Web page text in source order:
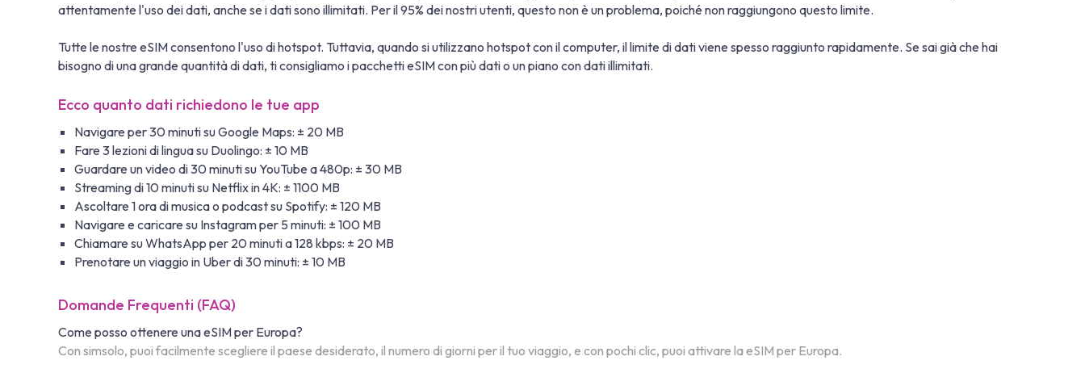
attentamente l'uso dei dati, anche se i dati sono illimitati. Per il 95% dei nostri utenti, questo non è un problema, poiché non raggiungono questo limite.
Tutte le nostre eSIM consentono l'uso di hotspot. Tuttavia, quando si utilizzano hotspot con il computer, il limite di dati viene spesso raggiunto rapidamente. Se sai già che hai
bisogno di una grande quantità di dati, ti consigliamo i pacchetti eSIM con più dati o un piano con dati illimitati.
Ecco quanto dati richiedono le tue app
Navigare per 30 minuti su Google Maps: ± 20 MB
Fare 3 lezioni di lingua su Duolingo: ± 10 MB
Guardare un video di 30 minuti su YouTube a 480p: ± 30 MB
Streaming di 10 minuti su Netflix in 4K: ± 1100 MB
Ascoltare 1 ora di musica o podcast su Spotify: ± 120 MB
Navigare e caricare su Instagram per 5 minuti: ± 100 MB
Chiamare su WhatsApp per 20 minuti a 128 kbps: ± 20 MB
Prenotare un viaggio in Uber di 30 minuti: ± 10 MB
Domande Frequenti (FAQ)
Come posso ottenere una eSIM per Europa?
Con simsolo, puoi facilmente scegliere il paese desiderato, il numero di giorni per il tuo viaggio, e con pochi clic, puoi attivare la eSIM per Europa.